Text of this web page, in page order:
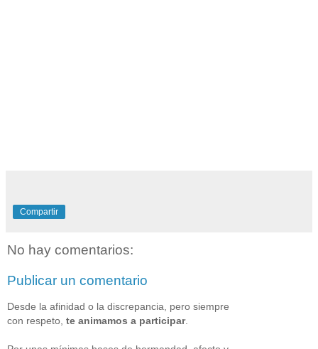
Compartir
No hay comentarios:
Publicar un comentario
Desde la afinidad o la discrepancia, pero siempre
con respeto, te animamos a participar.